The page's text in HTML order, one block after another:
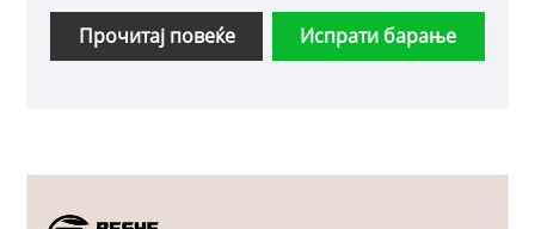
Прочитај повеќе Испрати барање